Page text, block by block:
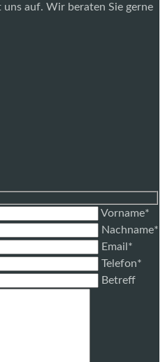
auf. Wir beraten Sie gerne
Vorname*
Nachname*
Email*
Telefon*
Betreff